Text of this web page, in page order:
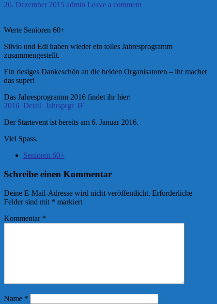
26. Dezember 2015 admin Leave a comment
Werte Senioren 60+
Silvio und Edi haben wieder ein tolles Jahresprogramm
zusammengestellt.
Ein riesiges Dankeschön an die beiden Organisatoren – ihr machet
das super!
Das Jahresprogramm 2016 findet ihr hier:
2016_Detail_Jahrsprgr_IE
Der Startevent ist bereits am 6. Januar 2016.
Viel Spass.
Senioren 60+
Schreibe einen Kommentar
Deine E-Mail-Adresse wird nicht veröffentlicht. Erforderliche
Felder sind mit * markiert
Kommentar *
Name *